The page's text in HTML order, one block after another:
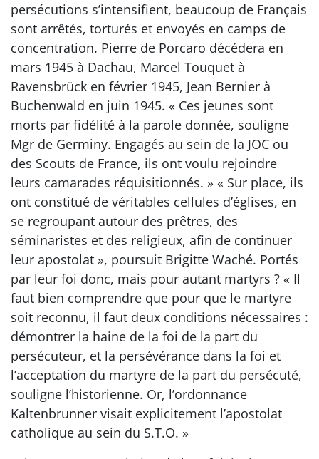
persécutions s’intensifient, beaucoup de Français
sont arrêtés, torturés et envoyés en camps de
concentration. Pierre de Porcaro décédera en
mars 1945 à Dachau, Marcel Touquet à
Ravensbrück en février 1945, Jean Bernier à
Buchenwald en juin 1945. « Ces jeunes sont
morts par fidélité à la parole donnée, souligne
Mgr de Germiny. Engagés au sein de la JOC ou
des Scouts de France, ils ont voulu rejoindre
leurs camarades réquisitionnés. » « Sur place, ils
ont constitué de véritables cellules d’églises, en
se regroupant autour des prêtres, des
séminaristes et des religieux, afin de continuer
leur apostolat », poursuit Brigitte Waché. Portés
par leur foi donc, mais pour autant martyrs ? « Il
faut bien comprendre que pour que le martyre
soit reconnu, il faut deux conditions nécessaires :
démontrer la haine de la foi de la part du
persécuteur, et la persévérance dans la foi et
l’acceptation du martyre de la part du persécuté,
souligne l’historienne. Or, l’ordonnance
Kaltenbrunner visait explicitement l’apostolat
catholique au sein du S.T.O. »